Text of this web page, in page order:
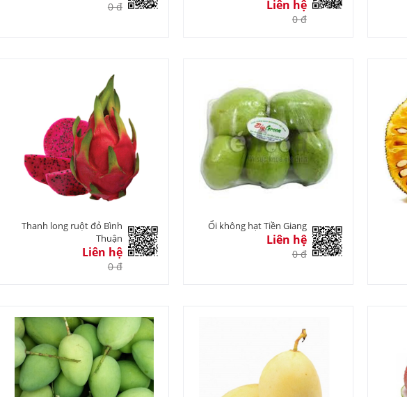
0 đ Liên hệ
0 đ
Thanh long ruột đỏ Bình
Thuận
Liên hệ
0 đ
Ổi không hạt Tiền Giang
Liên hệ
0 đ